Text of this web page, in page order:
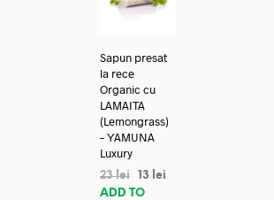
Sapun presat
la rece
Organic cu
LAMAITA
(Lemongrass)
– YAMUNA
Luxury
23lei 13
lei
ADD TO